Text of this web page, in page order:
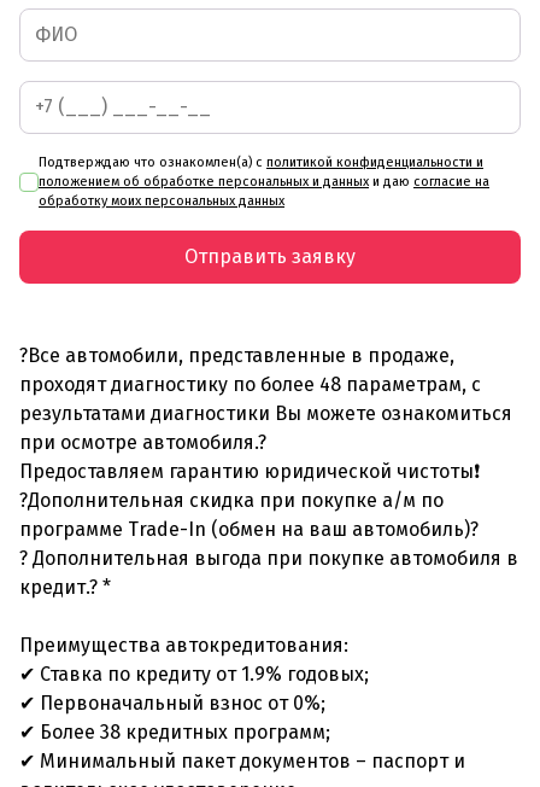
Подтверждаю что ознакомлен(а) с политикой конфиденциальности и
положением об обработке персональных и данных и даю согласие на
обработку моих персональных данных
Отправить заявку
?Все автомобили, представленные в продаже,
проходят диагностику по более 48 параметрам, с
результатами диагностики Вы можете ознакомиться
при осмотре автомобиля.?
Предоставляем гарантию юридической чистоты❗
?Дополнительная скидка при покупке а/м по
программе Trade-In (обмен на ваш автомобиль)?
? Дополнительная выгода при покупке автомобиля в
кредит.? *
Преимущества автокредитования:
✔ Ставка по кредиту от 1.9% годовых;
✔ Первоначальный взнос от 0%;
✔ Более 38 кредитных программ;
✔ Минимальный пакет документов – паспорт и